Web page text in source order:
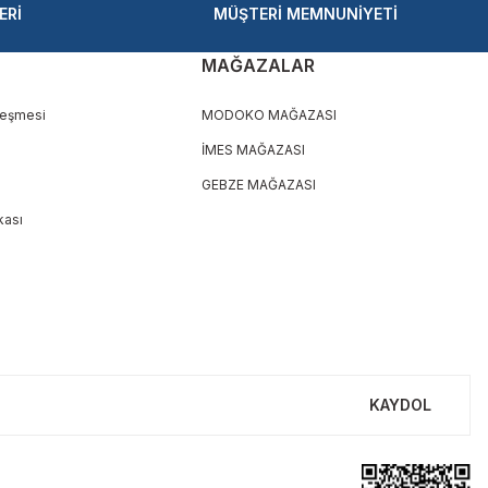
MÜŞTERİ MEMNUNİYETİ
MAĞAZALAR
MODOKO MAĞAZASI
İMES MAĞAZASI
GEBZE MAĞAZASI
KAYDOL